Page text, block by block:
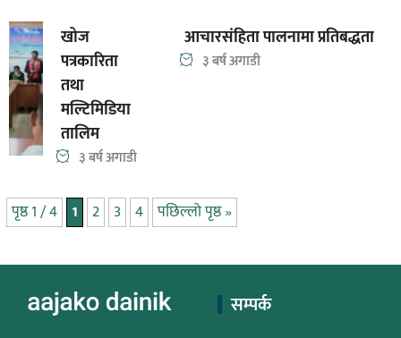
खोज
पत्रकारिता
तथा
मल्टिमिडिया
तालिम
३ बर्ष अगाडी
आचारसंहिता पालनामा प्रतिबद्धता
३ बर्ष अगाडी
पृष्ठ 1 / 4 1 2 3 4 पछिल्लो पृष्ठ »
सम्पर्क